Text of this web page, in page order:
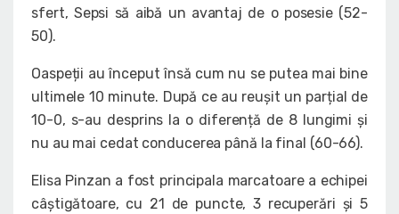
sfert, Sepsi să aibă un avantaj de o posesie (52-
50).
Oaspeții au început însă cum nu se putea mai bine
ultimele 10 minute. După ce au reușit un parțial de
10-0, s-au desprins la o diferență de 8 lungimi și
nu au mai cedat conducerea până la final (60-66).
Elisa Pinzan a fost principala marcatoare a echipei
câștigătoare, cu 21 de puncte, 3 recuperări și 5